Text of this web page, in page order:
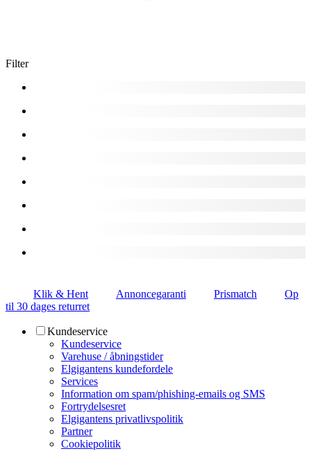
Filter
Klik & Hent Annoncegaranti Prismatch
Op
til 30 dages returret
Kundeservice
Kundeservice
Varehuse / åbningstider
Elgigantens kundefordele
Services
Information om spam/phishing-emails og SMS
Fortrydelsesret
Elgigantens privatlivspolitik
Partner
Cookiepolitik